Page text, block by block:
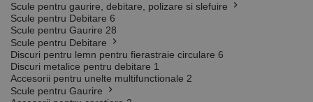
Scule pentru gaurire, debitare, polizare si slefuire
Scule pentru Debitare 6
Scule pentru Gaurire 28
Scule pentru Debitare
Discuri pentru lemn pentru fierastraie circulare 6
Discuri metalice pentru debitare 1
Accesorii pentru unelte multifunctionale 2
Scule pentru Gaurire